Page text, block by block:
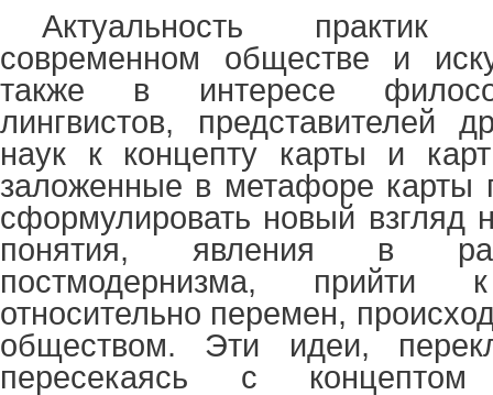
Актуальность практик
современном обществе и
также в интересе
лингвистов, представителей
наук к концепту карты и
заложенные в метафоре карты
сформулировать новый
понятия, явления в
постмодернизма,
относительно перемен,
обществом. Эти идеи,
пересекаясь с